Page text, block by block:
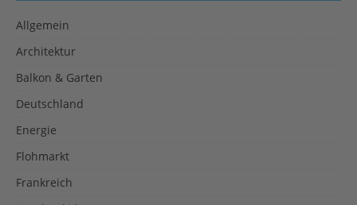
Allgemein
Architektur
Balkon & Garten
Deutschland
Energie
Flohmarkt
Frankreich